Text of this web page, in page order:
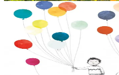
3 ans et plus
Timilenn
The Remember balloons
Le petit Aorelian a plusieurs ballons
garde ses souvenirs. Son grand-
d'entre eux renferme des...